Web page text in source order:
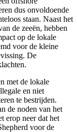
dus onvoldoende
staan. Naast het
de zeeën, hebben
op de lokale
voor de kleine
De
met de lokale
en niet
te bestrijden.
de noden van het
erop neer dat het
voor de